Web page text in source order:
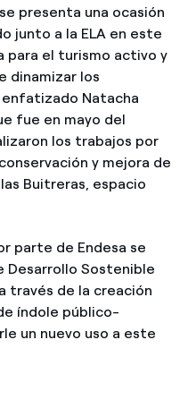
presenta una ocasión
junto a la ELA en este
para el turismo activo y
dinamizar los
Natacha
fue en mayo del
los trabajos por
y mejora de
Buitreras, espacio
parte de Endesa se
Desarrollo Sostenible
través de la creación
índole público-
un nuevo uso a este